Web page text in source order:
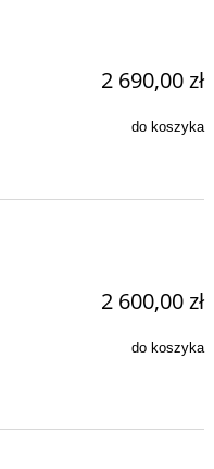
2 690,00 zł
do koszyka
2 600,00 zł
do koszyka